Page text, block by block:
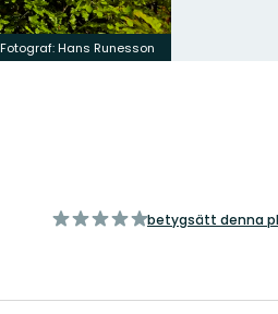
Fotograf: Hans Runesson
av
betygsätt denna